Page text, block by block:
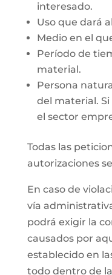
interesado.
Uso que dará
Medio en el
Período de
material.
Persona
del material.
el sector
Todas las
autorizaciones
En caso de
vía
podrá exigir la
causados por
establecido en
todo dentro de